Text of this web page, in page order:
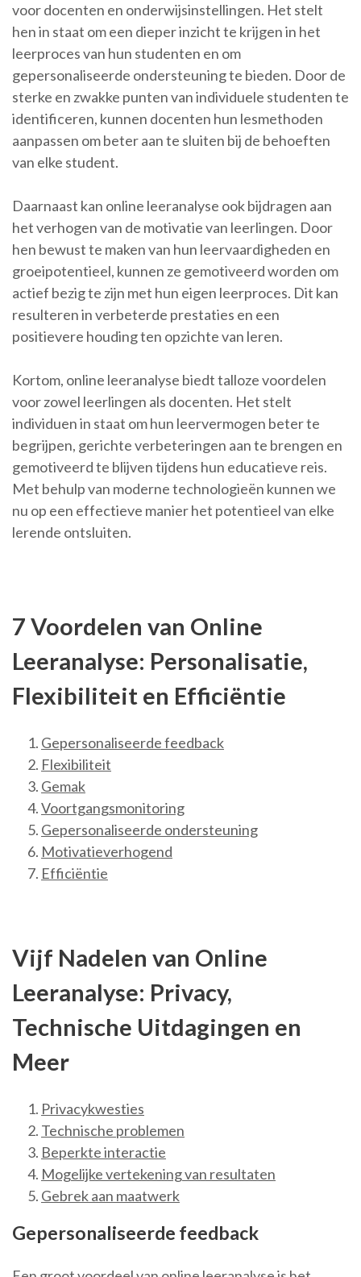
voor docenten en onderwijsinstellingen. Het stelt
hen in staat om een dieper inzicht te krijgen in het
leerproces van hun studenten en om
gepersonaliseerde ondersteuning te bieden. Door de
sterke en zwakke punten van individuele studenten te
identificeren, kunnen docenten hun lesmethoden
aanpassen om beter aan te sluiten bij de behoeften
van elke student.
Daarnaast kan online leeranalyse ook bijdragen aan
het verhogen van de motivatie van leerlingen. Door
hen bewust te maken van hun leervaardigheden en
groeipotentieel, kunnen ze gemotiveerd worden om
actief bezig te zijn met hun eigen leerproces. Dit kan
resulteren in verbeterde prestaties en een
positievere houding ten opzichte van leren.
Kortom, online leeranalyse biedt talloze voordelen
voor zowel leerlingen als docenten. Het stelt
individuen in staat om hun leervermogen beter te
begrijpen, gerichte verbeteringen aan te brengen en
gemotiveerd te blijven tijdens hun educatieve reis.
Met behulp van moderne technologieën kunnen we
nu op een effectieve manier het potentieel van elke
lerende ontsluiten.
7 Voordelen van Online
Leeranalyse: Personalisatie,
Flexibiliteit en Efficiëntie
Gepersonaliseerde feedback
Flexibiliteit
Gemak
Voortgangsmonitoring
Gepersonaliseerde ondersteuning
Motivatieverhogend
Efficiëntie
Vijf Nadelen van Online
Leeranalyse: Privacy,
Technische Uitdagingen en
Meer
Privacykwesties
Technische problemen
Beperkte interactie
Mogelijke vertekening van resultaten
Gebrek aan maatwerk
Gepersonaliseerde feedback